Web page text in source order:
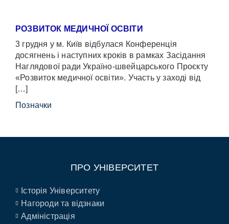
РОЗВИТОК МЕДИЧНОЇ ОСВІТИ
3 грудня у м. Київ відбулася Конференція
досягнень і наступних кроків в рамках Засідання
Наглядової ради Україно-швейцарського Проєкту
«Розвиток медичної освіти». Участь у заході від
[…]
Позначки
ПРО УНІВЕРСИТЕТ
Історія Університету
Нагороди та відзнаки
Адміністрація